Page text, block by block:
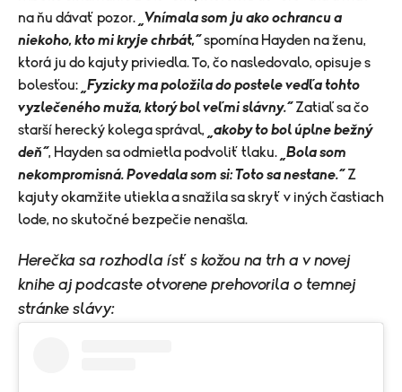
na ňu dávať pozor.
„Vnímala som ju ako ochrancu a
niekoho, kto mi kryje chrbát,“spomína Hayden na ženu,
ktorá ju do kajuty priviedla. To, čo nasledovalo, opisuje s
bolesťou: „Fyzicky ma položila do postele vedľa tohto
vyzlečeného muža, ktorý bol veľmi slávny.“ Zatiaľ sa čo
starší herecký kolega správal,
„akoby to bol úplne bežný
deň“, Hayden sa odmietla podvoliť tlaku. „Bola som
nekompromisná. Povedala som si: Toto sa nestane.“ Z
kajuty okamžite utiekla a snažila sa skryť v iných častiach
lode, no skutočné bezpečie nenašla.
Herečka sa rozhodla ísť s kožou na trh a v novej
knihe aj podcaste otvorene prehovorila o temnej
stránke slávy: